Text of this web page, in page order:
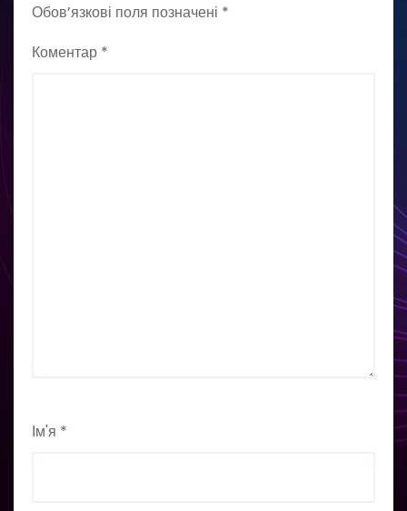
Обов’язкові поля позначені *
Коментар *
Ім'я *